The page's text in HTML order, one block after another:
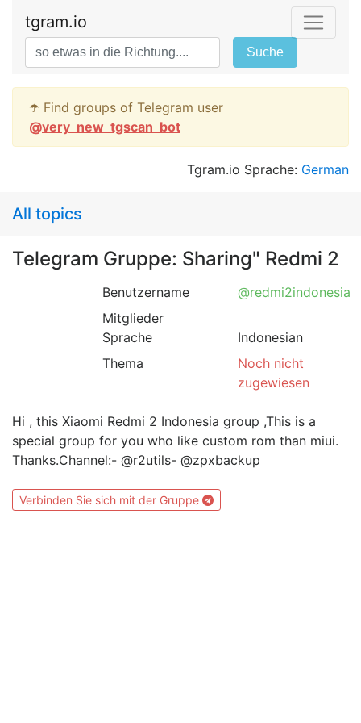
tgram.io
Suche
☂️ Find groups of Telegram user
@very_new_tgscan_bot
Tgram.io Sprache: German
All topics
Telegram Gruppe: Sharing" Redmi 2
Benutzername
@redmi2indonesia
Mitglieder
Sprache
Indonesian
Thema
Noch nicht
zugewiesen
Hi , this Xiaomi Redmi 2 Indonesia group ,This is a
special group for you who like custom rom than miui.
Thanks.Channel:- @r2utils- @zpxbackup
Verbinden Sie sich mit der Gruppe